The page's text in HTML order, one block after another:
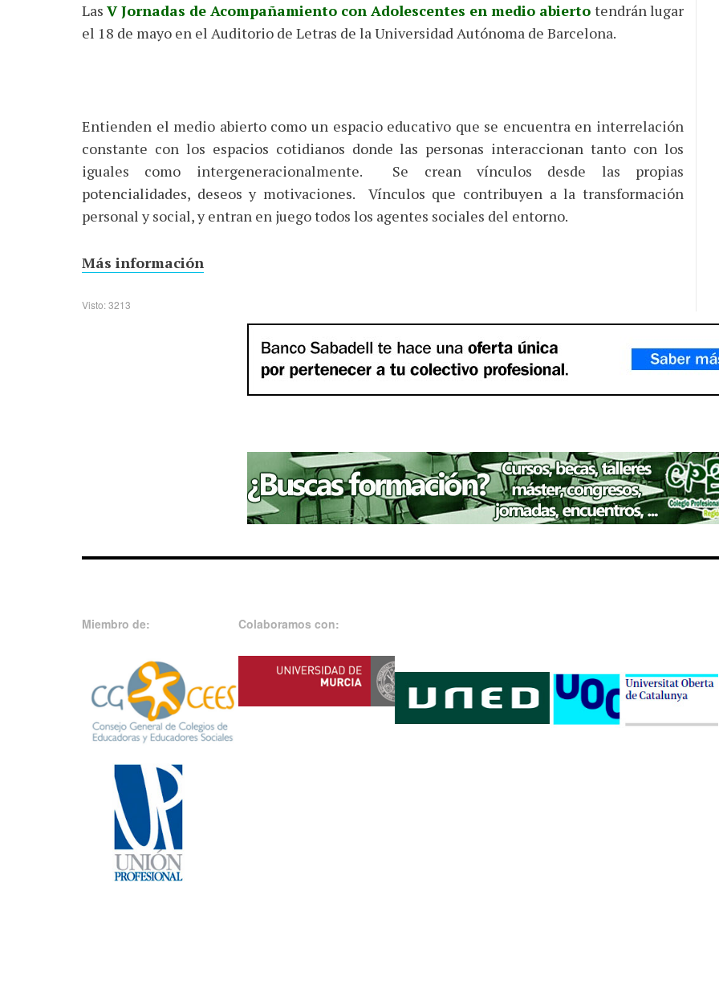
Las V Jornadas de Acompañamiento con Adolescentes en medio abierto tendrán lugar
el 18 de mayo en el Auditorio de Letras de la Universidad Autónoma de Barcelona.
Entienden el medio abierto como un espacio educativo que se encuentra en interrelación
constante con los espacios cotidianos donde las personas interaccionan tanto con los
iguales como intergeneracionalmente. Se crean vínculos desde las propias
potencialidades, deseos y motivaciones. Vínculos que contribuyen a la transformación
personal y social, y entran en juego todos los agentes sociales del entorno.
Más información
Visto: 3213
Miembro de: Colaboramos con: